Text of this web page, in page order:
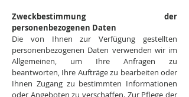
Zweckbestimmung der
personenbezogenen Daten
Die von Ihnen zur Verfügung gestellten
personenbezogenen Daten verwenden wir im
Allgemeinen, um Ihre Anfragen zu
beantworten, Ihre Aufträge zu bearbeiten oder
Ihnen Zugang zu bestimmten Informationen
oder Angeboten zu verschaffen. Zur Pflege der